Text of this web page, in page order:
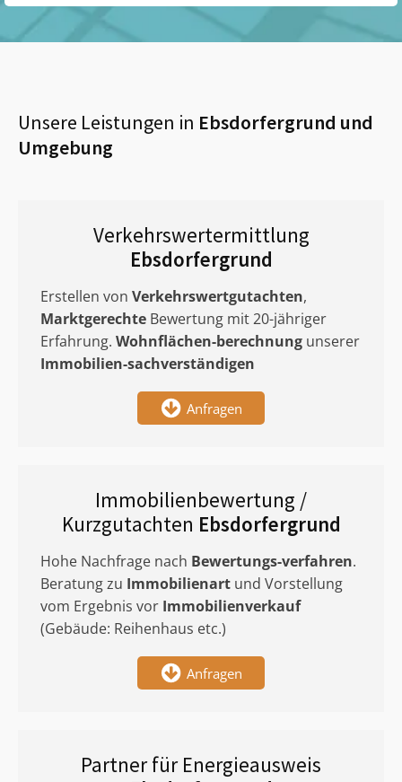
Unsere Leistungen in Ebsdorfergrund und
Umgebung
Verkehrswertermittlung
Ebsdorfergrund
Erstellen von Verkehrswertgutachten,
Marktgerechte Bewertung mit 20-jähriger
Erfahrung. Wohnflächen-berechnung unserer
Immobilien-sachverständigen
Anfragen
Immobilienbewertung /
Kurzgutachten Ebsdorfergrund
Hohe Nachfrage nach Bewertungs-verfahren.
Beratung zu Immobilienart und Vorstellung
vom Ergebnis vor Immobilienverkauf
(Gebäude: Reihenhaus etc.)
Anfragen
Partner für Energieausweis